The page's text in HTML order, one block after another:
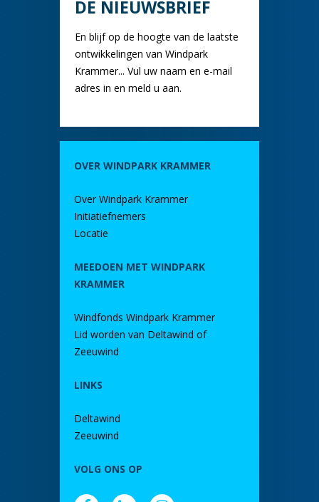
DE NIEUWSBRIEF
En blijf op de hoogte van de laatste
ontwikkelingen van Windpark
Krammer... Vul uw naam en e-mail
adres in en meld u aan.
OVER WINDPARK KRAMMER
Over Windpark Krammer
Initiatiefnemers
Locatie
MEEDOEN MET WINDPARK
KRAMMER
Windfonds Windpark Krammer
Lid worden van Deltawind of
Zeeuwind
LINKS
Deltawind
Zeeuwind
VOLG ONS OP